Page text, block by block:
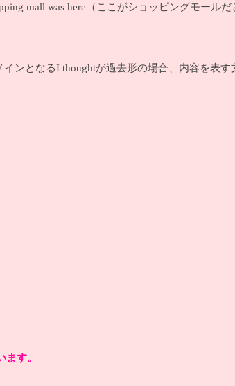
mall was here（ここがショッピングモールだ
インとなるI thoughtが過去形の場合、内容を表
す。